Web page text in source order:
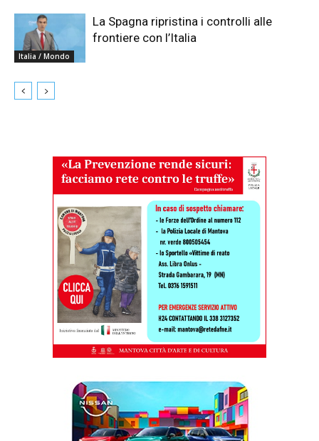
Italia / Mondo
La Spagna ripristina i controlli alle
frontiere con l’Italia